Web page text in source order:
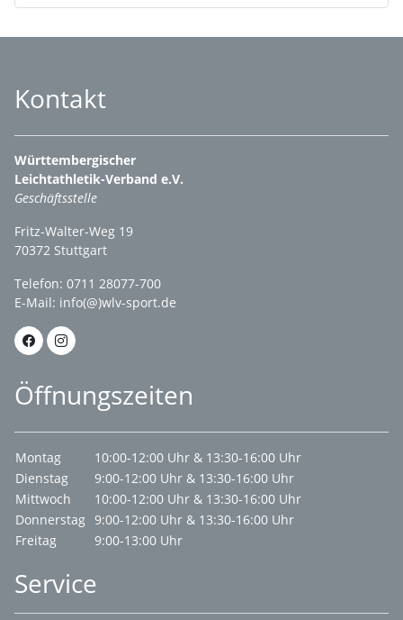
Kontakt
Württembergischer
Leichtathletik-Verband e.V.
Geschäftsstelle
Fritz-Walter-Weg 19
70372 Stuttgart
Telefon: 0711 28077-700
E-Mail: info(@)wlv-sport.de
Öffnungszeiten
Montag
10:00-12:00 Uhr & 13:30-16:00 Uhr
Dienstag
9:00-12:00 Uhr & 13:30-16:00 Uhr
Mittwoch
10:00-12:00 Uhr & 13:30-16:00 Uhr
Donnerstag 9:00-12:00 Uhr & 13:30-16:00 Uhr
Freitag
9:00-13:00 Uhr
Service